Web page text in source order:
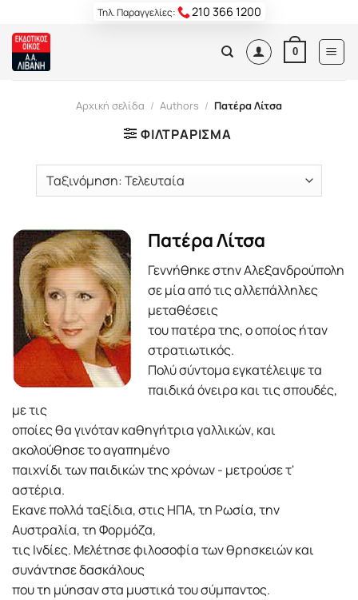
content
Τηλ. Παραγγελίες: 210 366 1200
0
Αρχική σελίδα / Authors / Πατέρα Λίτσα
ΦΙΛΤΡΆΡΙΣΜΑ
Πατέρα Λίτσα
Γεννήθηκε στην Αλεξανδρούπολη
σε μία από τις αλλεπάλληλες
μεταθέσεις
του πατέρα της, ο οποίος ήταν
στρατιωτικός.
Πολύ σύντομα εγκατέλειψε τα
παιδικά όνειρα και τις σπουδές,
με τις
οποίες θα γινόταν καθηγήτρια γαλλικών, και
ακολούθησε το αγαπημένο
παιχνίδι των παιδικών της χρόνων - μετρούσε τ'
αστέρια.
Εκανε πολλά ταξίδια, στις ΗΠΑ, τη Ρωσία, την
Αυστραλία, τη Φορμόζα,
τις Ινδίες. Μελέτησε φιλοσοφία των θρησκειών και
συνάντησε δασκάλους
που τη μύησαν στα μυστικά του σύμπαντος.